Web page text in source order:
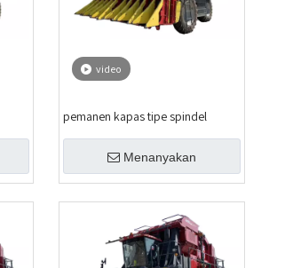
video
pemanen kapas tipe spindel
Menanyakan